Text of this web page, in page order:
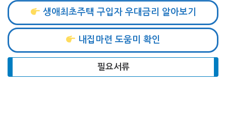
생애최초주택 구입자 우대금리 알아보기
내집마련 도움미 확인
필요서류